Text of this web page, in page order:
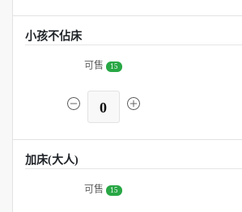
小孩不佔床
可售 15
0
加床(大人)
可售 15